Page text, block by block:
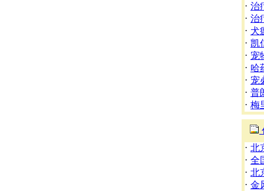
· 治
· 治
· 犬
· 凯
· 宠
· 哈
· 宠
· 普
· 梅
· 北
· 全
· 北
· 金